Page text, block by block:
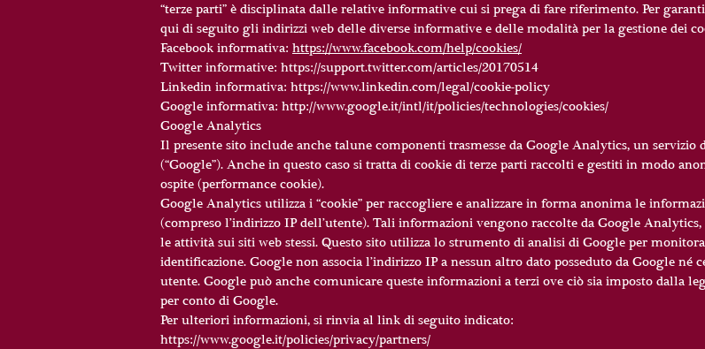
“terze parti” è disciplinata dalle relative informative cui si prega di fare riferimento. Per
qui di seguito gli indirizzi web delle diverse informative e delle modalità per la gestione dei
Facebook informativa: https://www.facebook.com/help/cookies/
Twitter informative: https://support.twitter.com/articles/20170514
Linkedin informativa: https://www.linkedin.com/legal/cookie-policy
Google informativa: http://www.google.it/intl/it/policies/technologies/cookies/
Google Analytics
Il presente sito include anche talune componenti trasmesse da Google Analytics, un
(“Google”). Anche in questo caso si tratta di cookie di terze parti raccolti e gestiti in modo
ospite (performance cookie).
Google Analytics utilizza i “cookie” per raccogliere e analizzare in forma anonima le
(compreso l’indirizzo IP dell’utente). Tali informazioni vengono raccolte da Google
le attività sui siti web stessi. Questo sito utilizza lo strumento di analisi di Google per
identificazione. Google non associa l’indirizzo IP a nessun altro dato posseduto da Google
utente. Google può anche comunicare queste informazioni a terzi ove ciò sia imposto dalla
per conto di Google.
Per ulteriori informazioni, si rinvia al link di seguito indicato:
https://www.google.it/policies/privacy/partners/